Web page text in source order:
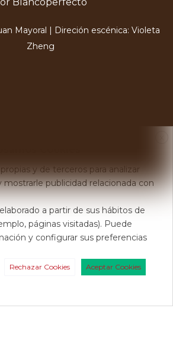
Mayoral | Direción escénica: Violeta
Zheng
y de terceros para analizar
mostrarle publicidad relacionada con
a partir de sus hábitos de
páginas visitadas). Puede
y configurar sus preferencias
Rechazar Cookies
Aceptar Cookies